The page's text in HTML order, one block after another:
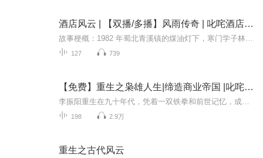
酒店风云 | 【双播/多播】风雨传奇 | 叱咤酒店风云
127 739
【免费】重生之枭雄人生|缔造商业帝国 |叱咤商界风云|AI多播
198 2.9万
重生之古代风云